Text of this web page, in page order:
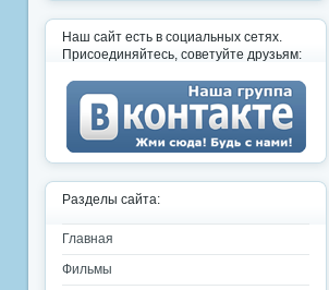
Наш сайт есть в социальных сетях.
Присоединяйтесь, советуйте друзьям:
Разделы сайта:
Главная
Фильмы